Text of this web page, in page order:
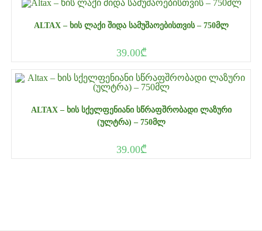
ALTAX – ᲮᲘᲡ ᲚᲐᲥᲘ ᲨᲘᲓᲐ ᲡᲐᲛᲣᲨᲐᲝᲔᲑᲘᲡᲗᲕᲘᲡ – 750ᲛᲚ
39.00₾
ALTAX – ᲮᲘᲡ ᲡᲥᲔᲚᲤᲔᲜᲘᲐᲜᲘ ᲡᲬᲠᲐᲤᲨᲠᲝᲑᲐᲓᲘ ᲚᲐᲖᲣᲠᲘ
(ᲣᲚᲢᲠᲐ) – 750ᲛᲚ
39.00₾